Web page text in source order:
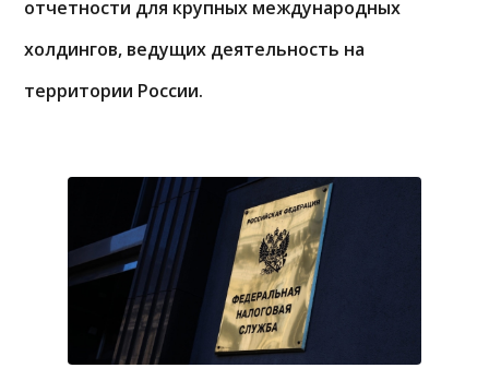
отчетности для крупных международных
холдингов, ведущих деятельность на
территории России.